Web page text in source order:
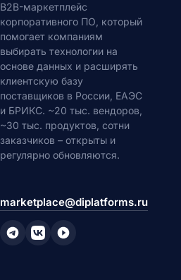
B2B-маркетплейс
корпоративного ПО, который
помогает компаниям
выбирать технологии на
основе данных и расширять
клиентскую базу
поставщиков в России, ЕАЭС
и БРИКС. ~20 тыс. вендоров,
~30 тыс. продуктов, сотни
заказчиков – открыты и
регулярно обновляются.
marketplace@diplatforms.ru